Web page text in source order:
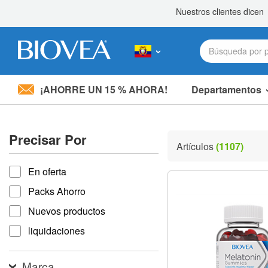
Nota:
web
incluye
sistema
de
accesibilidad.
Presione
Control-
F11
para
¡AHORRE UN 15 % AHORA! Departamentos
Precisar Por
Precisar por
En oferta
Packs Ahorro
Nuevos productos
liquidaciones
Artículos(1107)